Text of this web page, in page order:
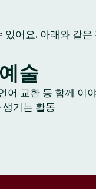
어요. 아래와 같은
술
어 교환 등 함께 이
기는 활동